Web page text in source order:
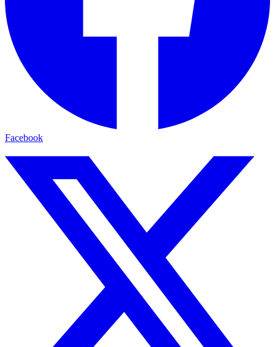
Facebook